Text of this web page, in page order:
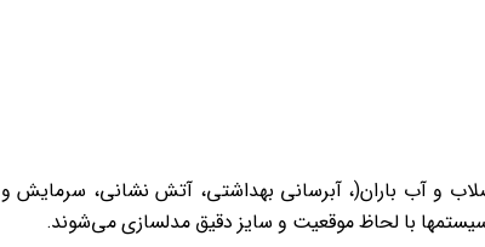
و آب باران(، آبرسانی بهداشتی، آتش نشانی، سرمایش و
با لحاظ موقعیت و سایز دقیق مدلسازی می‌شوند.